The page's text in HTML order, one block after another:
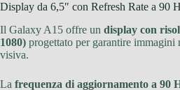
Display da 6,5″ con Refresh Rate a 90
Il Galaxy A15 offre un display con
1080) progettato per garantire immagini
visiva.
La frequenza di aggiornamento a 90